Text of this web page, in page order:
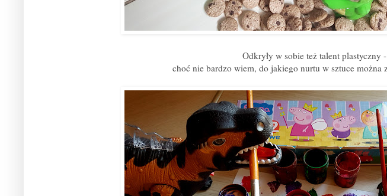
Odkryły w sobie też talent plastyczny -
choć nie bardzo wiem, do jakiego nurtu w sztuce można